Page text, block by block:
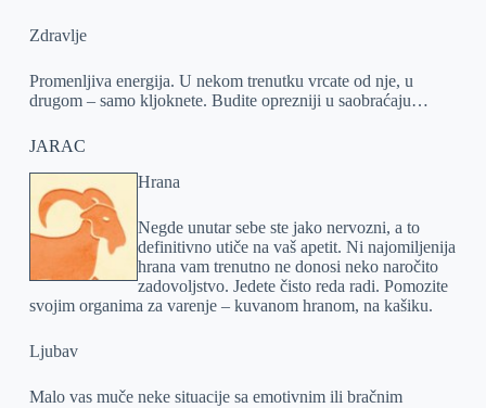
Zdravlje
Promenljiva energija. U nekom trenutku vrcate od nje, u
drugom – samo kljoknete. Budite oprezniji u saobraćaju…
JARAC
Hrana
Negde unutar sebe ste jako nervozni, a to
definitivno utiče na vaš apetit. Ni najomiljenija
hrana vam trenutno ne donosi neko naročito
zadovoljstvo. Jedete čisto reda radi. Pomozite
svojim organima za varenje – kuvanom hranom, na kašiku.
Ljubav
Malo vas muče neke situacije sa emotivnim ili bračnim